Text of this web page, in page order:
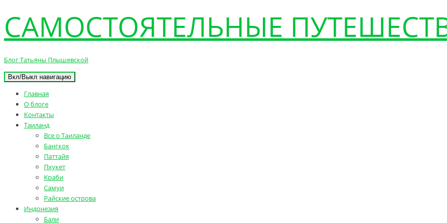
САМОСТОЯТЕЛЬНЫЕ
Блог Татьяны Плышевской
Вкл/Выкл навигацию
Главная
О блоге
Контакты
Таиланд
Все о Таиланде
Бангкок
Паттайя
Пхукет
Краби
Самуи
Райские острова
Индонезия
Бали